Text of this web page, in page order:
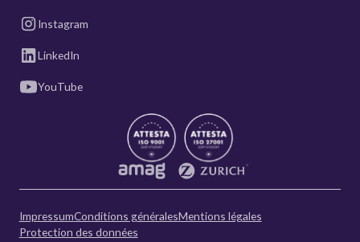
Instagram
LinkedIn
YouTube
ImpressumConditions généralesMentions légales
Protection des données